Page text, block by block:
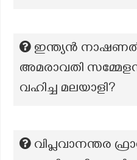
ഇന്ത്യൻ
അമരാവതി
വഹിച്ച മലയാളി?
വിപ്ലവാനന്തര